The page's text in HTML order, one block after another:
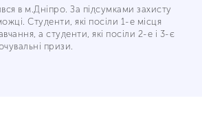
в м.Дніпро. За підсумками захисту
Студенти, які посіли 1-е місця
а студенти, які посіли 2-е і 3-є
призи.